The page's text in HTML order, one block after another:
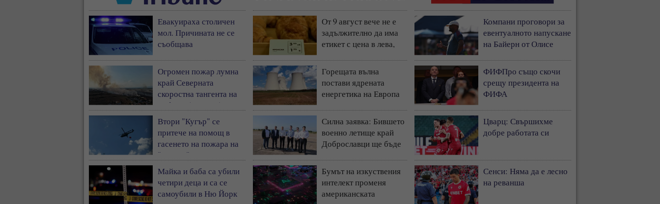
Евакуираха столичен
мол. Причината не се
съобщава
Огромен пожар лумна
край Северната
скоростна тангента на
София - (ВИДЕО)
Втори "Кугър" се
притече на помощ в
гасенето на пожара на
"Тракия"
Майка и баба са убили
четири деца и са се
самоубили в Ню Йорк
От 9 август вече не е
задължително да има
етикет с цена в лева,
Горещата вълна
постави ядрената
енергетика на Европа
Силна заявка: Бившето
военно летище край
Доброславци ще бъде
технологичен център
(СНИМКИ + ВИДЕО)
Бумът на изкуствения
интелект променя
американската
Компани проговори за
евентуалното напускане
на Байерн от Олисе
ФИФПро също скочи
срещу президента на
ФИФА
Цварц: Свършихме
добре работата си
Сенси: Няма да е лесно
на реванша